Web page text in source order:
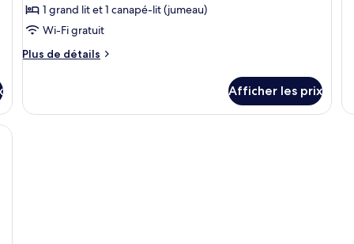
1 grand lit et 1 canapé-lit (jumeau)
Wi-Fi gratuit
Plus de détails
Plus
One
Afficher les prix